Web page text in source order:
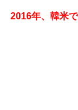
2016年、韓米